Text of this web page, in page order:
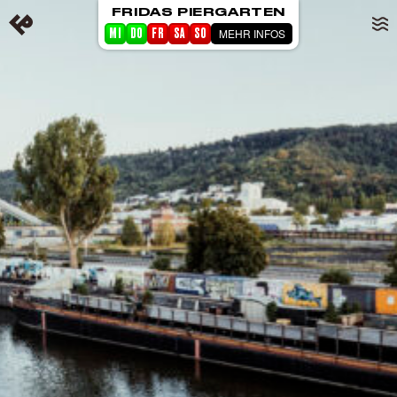
FRIDAS PIERGARTEN
MI DO FR SA SO MEHR INFOS
STARTSEITE
EVENTS
PIERGARTEN
ABOUT FRIDA
CORPORATE EVENTS